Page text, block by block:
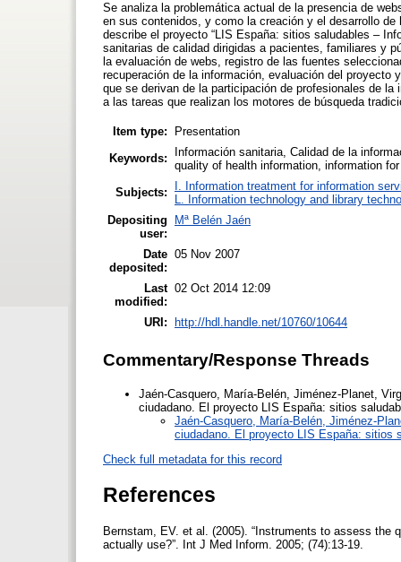
Se analiza la problemática actual de la presencia de
en sus contenidos, y como la creación y el desarrollo
describe el proyecto “LIS España: sitios saludables –
sanitarias de calidad dirigidas a pacientes, familiares y
la evaluación de webs, registro de las fuentes
recuperación de la información, evaluación del
que se derivan de la participación de profesionales de
a las tareas que realizan los motores de búsqueda
Item type:
Presentation
Keywords:
Información sanitaria, Calidad de la
quality of health information, information
Subjects:
I. Information treatment for information
L. Information technology and library
Depositing
user:
Mª Belén Jaén
Date
deposited:
05 Nov 2007
Last
modified:
02 Oct 2014 12:09
URI: http://hdl.handle.net/10760/10644
Commentary/Response Threads
Jaén-Casquero, María-Belén, Jiménez-Planet,
ciudadano. El proyecto LIS España: sitios
Jaén-Casquero, María-Belén, Jiménez-
ciudadano. El proyecto LIS España: sitios
Check full metadata for this record
References
Bernstam, EV. et al. (2005). “Instruments to assess the
actually use?”. Int J Med Inform. 2005; (74):13-19.